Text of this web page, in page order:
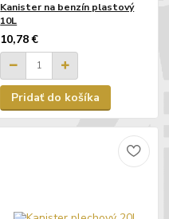
Kanister na benzín plastový
10L
10,78 €
Pridať do košíka